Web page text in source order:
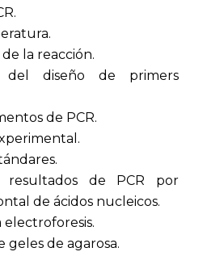
la reacción.
del diseño de primers
de PCR.
resultados de PCR por
de ácidos nucleicos.
electroforesis.
geles de agarosa.